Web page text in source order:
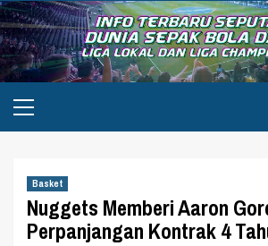
Skip
to
content
Menu
Basket
Nuggets Memberi Aaron
Perpanjangan Kontrak 4